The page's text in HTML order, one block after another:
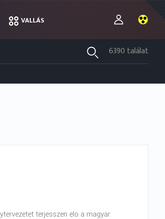
VALLÁS
VALLÁS
6390 találat
terjesszen elo a magyar